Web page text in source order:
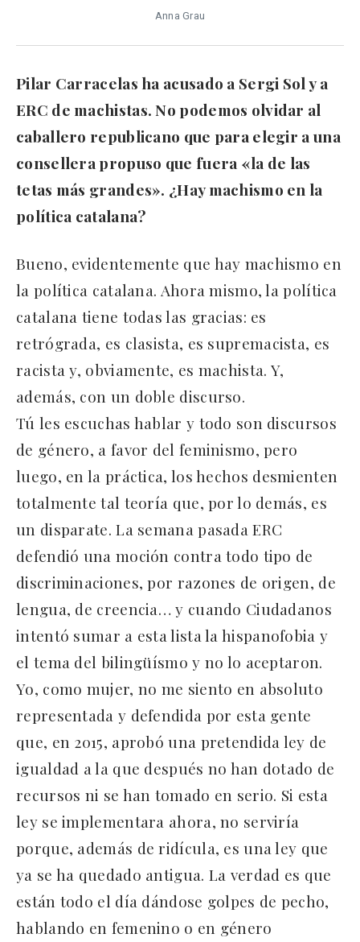
Anna Grau
Pilar Carracelas ha acusado a Sergi Sol y a
ERC de machistas. No podemos olvidar al
caballero republicano que para elegir a una
consellera propuso que fuera «la de las
tetas más grandes». ¿Hay machismo en la
política catalana?
Bueno, evidentemente que hay machismo en
la política catalana. Ahora mismo, la política
catalana tiene todas las gracias: es
retrógrada, es clasista, es supremacista, es
racista y, obviamente, es machista. Y,
además, con un doble discurso.
Tú les escuchas hablar y todo son discursos
de género, a favor del feminismo, pero
luego, en la práctica, los hechos desmienten
totalmente tal teoría que, por lo demás, es
un disparate. La semana pasada ERC
defendió una moción contra todo tipo de
discriminaciones, por razones de origen, de
lengua, de creencia… y cuando Ciudadanos
intentó sumar a esta lista la hispanofobia y
el tema del bilingüísmo y no lo aceptaron.
Yo, como mujer, no me siento en absoluto
representada y defendida por esta gente
que, en 2015, aprobó una pretendida ley de
igualdad a la que después no han dotado de
recursos ni se han tomado en serio. Si esta
ley se implementara ahora, no serviría
porque, además de ridícula, es una ley que
ya se ha quedado antigua. La verdad es que
están todo el día dándose golpes de pecho,
hablando en femenino o en género